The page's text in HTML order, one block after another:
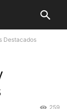
Destacados
259